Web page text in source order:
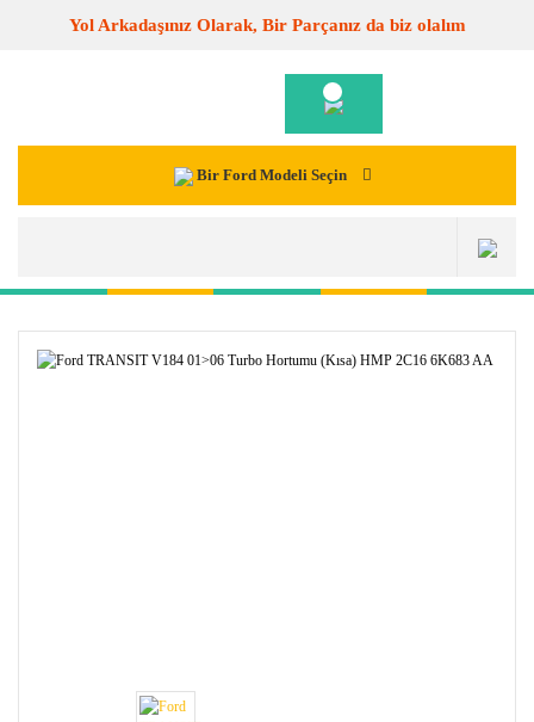
Yol Arkadaşınız Olarak, Bir Parçanız da biz olalım
Bir Ford Modeli Seçin